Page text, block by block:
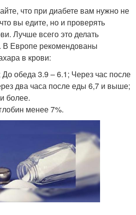
что при диабете вам нужно не
вы едите, но и проверять
Лучше всего это делать
В Европе рекомендованы
в крови:
обеда 3.9 – 6.1; Через час после
два часа после еды 6,7 и выше;
более.
менее 7%.